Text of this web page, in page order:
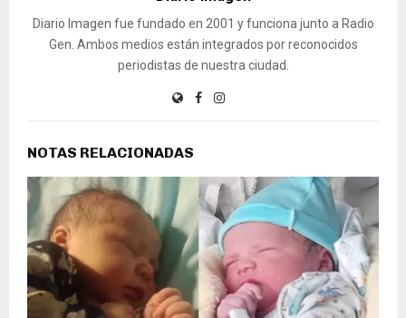
Diario Imagen fue fundado en 2001 y funciona junto a Radio
Gen. Ambos medios están integrados por reconocidos
periodistas de nuestra ciudad.
NOTAS RELACIONADAS